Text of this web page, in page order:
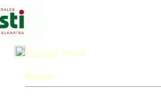
Principal Buscar
Buscar